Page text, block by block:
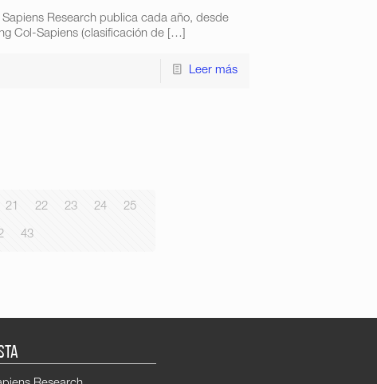
Research publica cada año, desde
Col-Sapiens (clasificación de[…]
Leer más
21 22 23 24 25
43